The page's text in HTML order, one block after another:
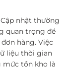
Cập nhật thường
quan trọng để
hàng. Việc
liệu thời gian
mức tồn kho là